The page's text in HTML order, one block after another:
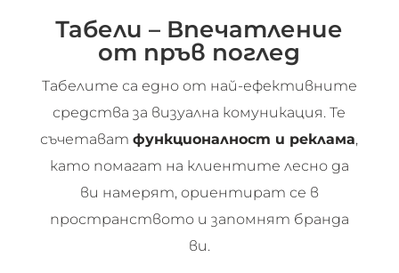
Табели – Впечатление
от пръв поглед
Табелите са едно от най-ефективните
средства за визуална комуникация. Те
съчетаватфункционалност и реклама,
като помагат на клиентите лесно да
ви намерят, ориентират се в
пространството и запомнят бранда
ви.